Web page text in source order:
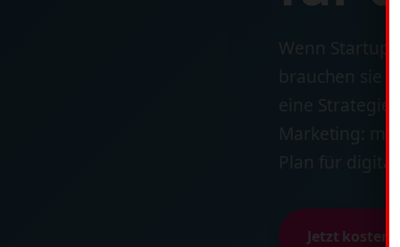
Wenn
brauchen sie
eine
Marketing: mit
Plan für
Jetzt